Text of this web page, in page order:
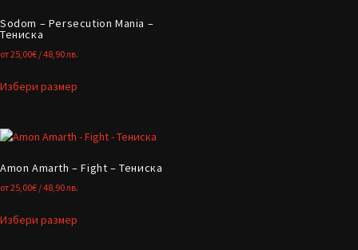
Sodom – Persecution Mania –
Тениска
от25,00€ / 48,90 лв.
Избери размер
Amon Amarth – Fight – Тениска
от25,00€ / 48,90 лв.
Избери размер